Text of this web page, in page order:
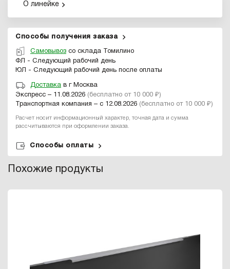
О линейке
Способы получения заказа
Самовывоз со склада Томилино
ФЛ - Следующий рабочий день
ЮЛ - Следующий рабочий день после оплаты
Доставка в г Москва
Экспресс – 11.08.2026 (бесплатно от 10 000 ₽)
Транспортная компания – с 12.08.2026 (бесплатно от 10 000 ₽)
Расчет носит информационный характер, точная дата и сумма
рассчитываются при оформлении заказа.
Способы оплаты
Похожие продукты